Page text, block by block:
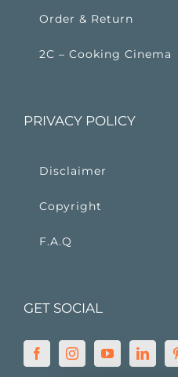
Order & Return
2C – Cooking Cinema
PRIVACY POLICY
Disclaimer
Copyright
F.A.Q
GET SOCIAL